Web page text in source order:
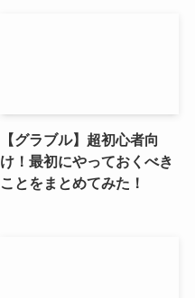
【グラブル】超初心者向
け！最初にやっておくべき
ことをまとめてみた！